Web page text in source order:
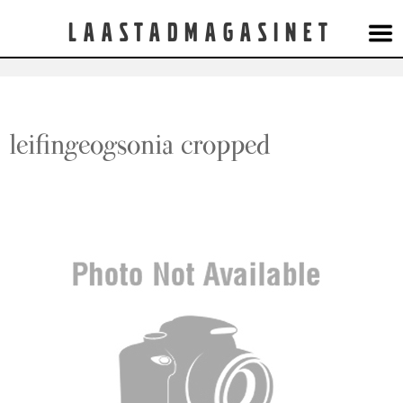
Laastadmagasinet
leifingeogsonia cropped